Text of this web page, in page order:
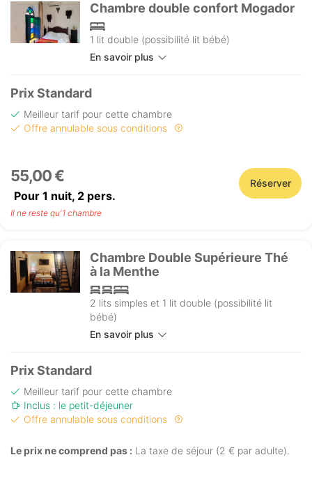
Chambre double confort Mogador
1 lit double (possibilité lit bébé)
En savoir plus
Prix Standard
Meilleur tarif pour cette chambre
Offre annulable sous conditions
55,00 €
Pour 1 nuit, 2 pers.
Réserver
Il ne reste qu'1 chambre
Chambre Double Supérieure Thé
à la Menthe
2 lits simples et 1 lit double (possibilité lit
bébé)
En savoir plus
Prix Standard
Meilleur tarif pour cette chambre
Inclus : le petit-déjeuner
Offre annulable sous conditions
Le prix ne comprend pas : La taxe de séjour (2 € par adulte).